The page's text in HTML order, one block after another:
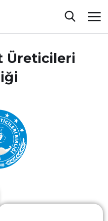
Üreticileri